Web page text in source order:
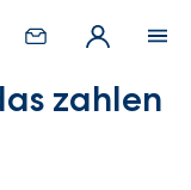
zahlen